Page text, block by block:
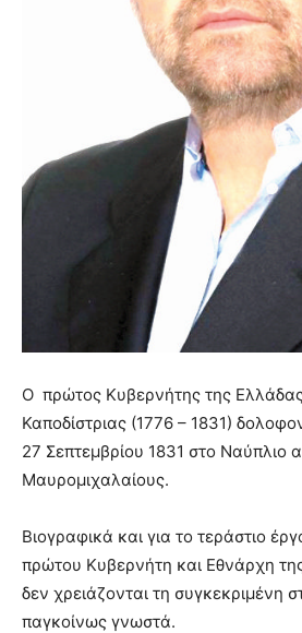
Ο πρώτος Κυβερνήτης της
Καποδίστριας (1776 – 1831)
27 Σεπτεμβρίου 1831 στο Ναύπλιο
Μαυρομιχαλαίους.
Βιογραφικά και για το τεράστιο
πρώτου Κυβερνήτη και Εθνάρχη
δεν χρειάζονται τη συγκεκριμένη
παγκοίνως γνωστά.